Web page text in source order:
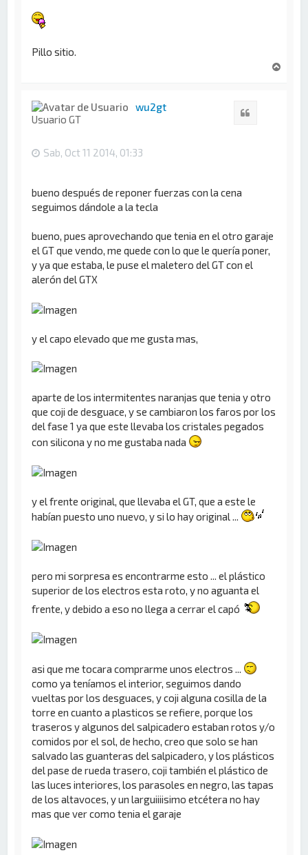
Pillo sitio.
wu2gt
Usuario GT
Sab, Oct 11 2014, 01:33
bueno después de reponer fuerzas con la cena
seguimos dándole a la tecla
bueno, pues aprovechando que tenia en el otro garaje
el GT que vendo, me quede con lo que le quería poner,
y ya que estaba, le puse el maletero del GT con el
alerón del GTX
y el capo elevado que me gusta mas,
aparte de los intermitentes naranjas que tenia y otro
que coji de desguace, y se cambiaron los faros por los
del fase 1 ya que este llevaba los cristales pegados
con silicona y no me gustaba nada
y el frente original, que llevaba el GT, que a este le
habían puesto uno nuevo, y si lo hay original ...
pero mi sorpresa es encontrarme esto ... el plástico
superior de los electros esta roto, y no aguanta el
frente, y debido a eso no llega a cerrar el capó
asi que me tocara comprarme unos electros ...
como ya teníamos el interior, seguimos dando
vueltas por los desguaces, y coji alguna cosilla de la
torre en cuanto a plasticos se refiere, porque los
traseros y algunos del salpicadero estaban rotos y/o
comidos por el sol, de hecho, creo que solo se han
salvado las guanteras del salpicadero, y los plásticos
del pase de rueda trasero, coji también el plástico de
las luces interiores, los parasoles en negro, las tapas
de los altavoces, y un larguiiiisimo etcétera no hay
mas que ver como tenia el garaje